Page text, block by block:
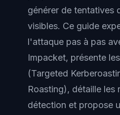
générer de tentatives
visibles. Ce guide
l'attaque pas à pas
Impacket, présente
(Targeted
Roasting), détaille les
détection et propose